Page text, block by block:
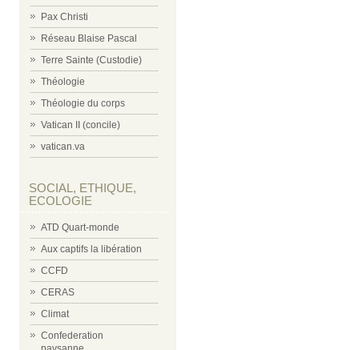
Pax Christi
Réseau Blaise Pascal
Terre Sainte (Custodie)
Théologie
Théologie du corps
Vatican II (concile)
vatican.va
SOCIAL, ETHIQUE,
ECOLOGIE
ATD Quart-monde
Aux captifs la libération
CCFD
CERAS
Climat
Confederation